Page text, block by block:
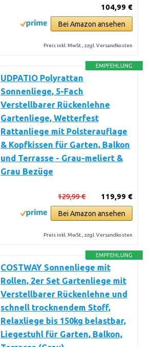
104,99 €
Bei Amazon ansehen
Preis inkl. MwSt., zzgl. Versandkosten
EMPFEHLUNG
UDPATIO Polyrattan
Sonnenliege, 5-Fach
Verstellbarer Rückenlehne
Gartenliege, Wetterfest
Rattanliege mit Polsterauflage
& Kopfkissen für Garten, Balkon
und Terrasse - Grau-meliert &
Grau Bezüge
119,99 €
129,99 €
Bei Amazon ansehen
Preis inkl. MwSt., zzgl. Versandkosten
EMPFEHLUNG
COSTWAY Sonnenliege mit
Rollen, 2er Set Gartenliege mit
Verstellbarer Rückenlehne und
schnell trocknendem Stoff,
Relaxliege bis 150kg belastbar,
Liegestuhl für Garten, Balkon,